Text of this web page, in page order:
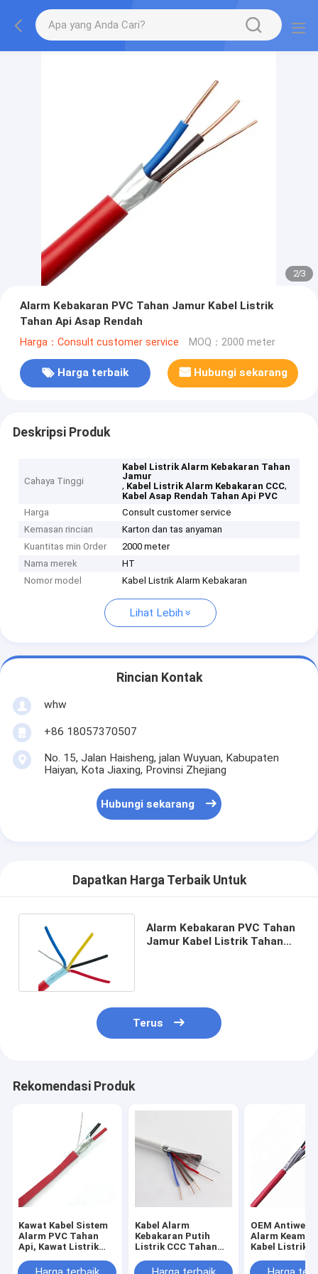
2/3
Alarm Kebakaran PVC Tahan Jamur Kabel Listrik
Tahan Api Asap Rendah
Harga：Consult customer service MOQ：2000 meter
Harga terbaik Hubungi sekarang
Deskripsi Produk
Cahaya Tinggi
Kabel Listrik Alarm Kebakaran Tahan
Jamur
, Kabel Listrik Alarm Kebakaran CCC,
Kabel Asap Rendah Tahan Api PVC
Harga
Consult customer service
Kemasan rincian
Karton dan tas anyaman
Kuantitas min Order
2000 meter
Nama merek
HT
Nomor model
Kabel Listrik Alarm Kebakaran
Lihat Lebih
Rincian Kontak
whw
+86 18057370507
No. 15, Jalan Haisheng, jalan Wuyuan, Kabupaten
Haiyan, Kota Jiaxing, Provinsi Zhejiang
Hubungi sekarang
Dapatkan Harga Terbaik Untuk
Alarm Kebakaran PVC Tahan
Jamur Kabel Listrik Tahan
Terus
Rekomendasi Produk
Kawat Kabel Sistem
Alarm PVC Tahan
Api, Kawat Listrik
Kabel Alarm
Kebakaran Putih
Listrik CCC Tahan
OEM Antiwear
Alarm
Kabel Listrik